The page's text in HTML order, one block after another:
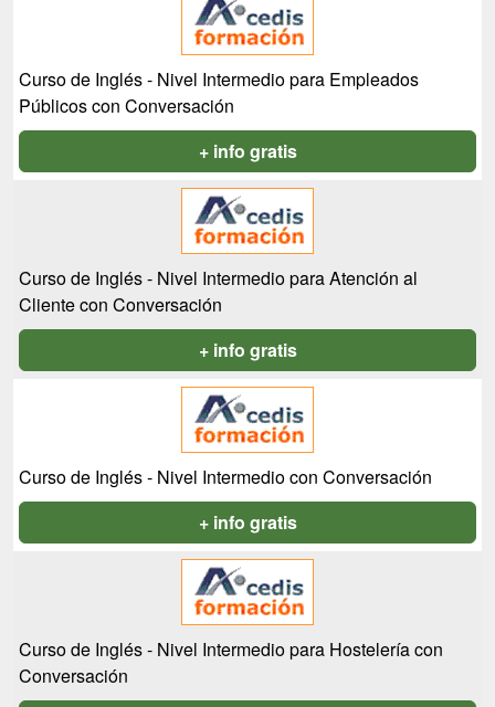
Curso de Inglés - Nivel Intermedio para Empleados
Públicos con Conversación
+ info gratis
Curso de Inglés - Nivel Intermedio para Atención al
Cliente con Conversación
+ info gratis
Curso de Inglés - Nivel Intermedio con Conversación
+ info gratis
Curso de Inglés - Nivel Intermedio para Hostelería con
Conversación